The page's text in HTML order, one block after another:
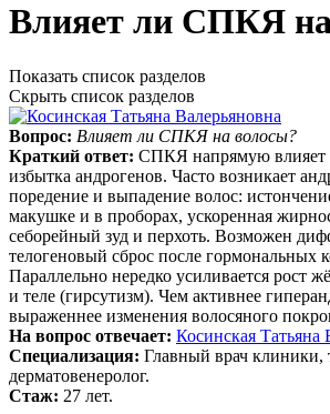
Влияет ли СПКЯ
Показать список разделов
Скрыть список разделов
Вопрос: Влияет ли СПКЯ на волосы?
Краткий ответ: СПКЯ напрямую влияет
избытка андрогенов. Часто возникает
поредение и выпадение волос:
макушке и в проборах, ускоренная
себорейный зуд и перхоть. Возможен
телогеновый сброс после гормональных
Параллельно нередко усиливается рост
и теле (гирсутизм). Чем активнее
выраженнее изменения волосяного
На вопрос отвечает: Косинская Татьяна
Специализация: Главный врач клиники,
дерматовенеролог.
Стаж: 27 лет.